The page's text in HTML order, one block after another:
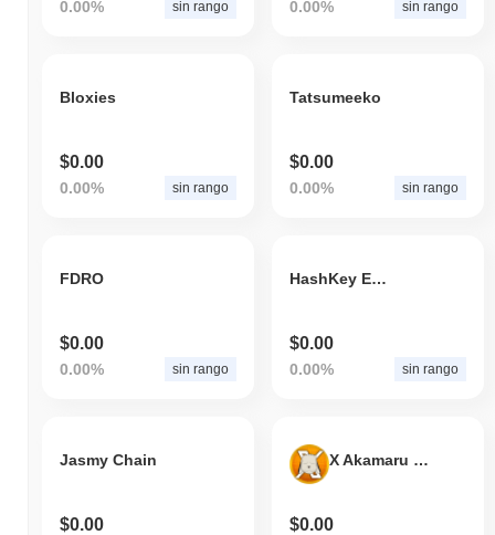
0.00% sin rango 0.00% sin rango
Bloxies
$0.00
0.00% sin rango
Tatsumeeko
$0.00
0.00% sin rango
FDRO
$0.00
0.00% sin rango
HashKey Exchange
$0.00
0.00% sin rango
Jasmy Chain
$0.00
X Akamaru Inu
$0.00